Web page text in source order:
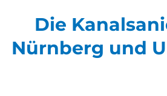
Die
Nürnberg und